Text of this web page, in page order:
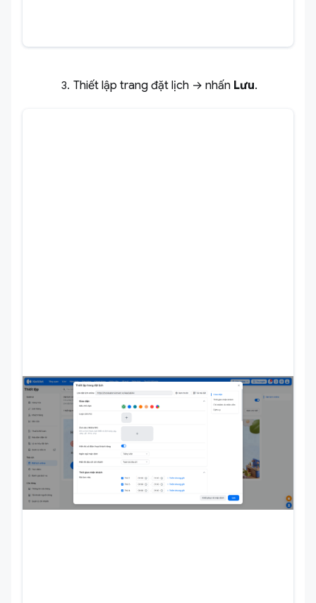
Thiết lập trang đặt lịch → nhấn Lưu.